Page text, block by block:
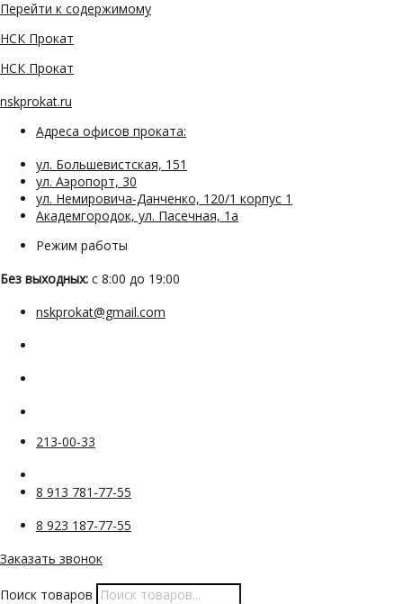
Перейти к содержимому
НСК Прокат
НСК Прокат
nskprokat.ru
Адреса офисов проката:
ул. Большевистская, 151
ул. Аэропорт, 30
ул. Немировича-Данченко, 120/1 корпус 1
Академгородок, ул. Пасечная, 1а
Режим работы
Без выходных: с 8:00 до 19:00
nskprokat@gmail.com
213-00-33
8 913 781-77-55
8 923 187-77-55
Заказать звонок
Поиск товаров